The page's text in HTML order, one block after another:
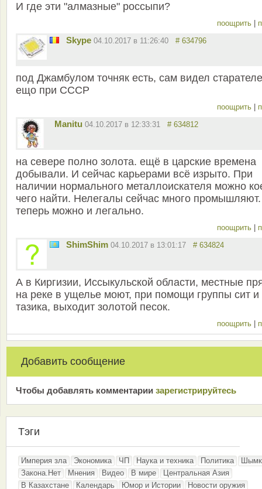
И где эти "алмазные" россыпи?
поощрить
Skype 04.10.2017 в 11:26:40 # 634796
под Джамбулом точняк есть, сам видел
ещо при СССР
поощрить
Manitu 04.10.2017 в 12:33:31 # 634812
на севере полно золота. ещё в царские времена
добывали. И сейчас карьерами всё изрыто. При
наличии нормального металлоискателя можно
чего найти. Нелегалы сейчас много
теперь можно и легально.
поощрить
ShimShim 04.10.2017 в 13:01:17 # 634824
А в Киргизии, Иссыкульской области, местные
на реке в ущелье моют, при помощи группы сит и
тазика, выходит золотой песок.
поощрить
Добавить сообщение
Чтобы добавлять комментарии зарeгиcтрирyйтeсь
Тэги
Империя зла Экономика ЧП Наука и техника Политика
Закона.Нет
Мнения Видео В мире
Центральная Азия
В Казахстане
Календарь Юмор и Истории
Новости оружия